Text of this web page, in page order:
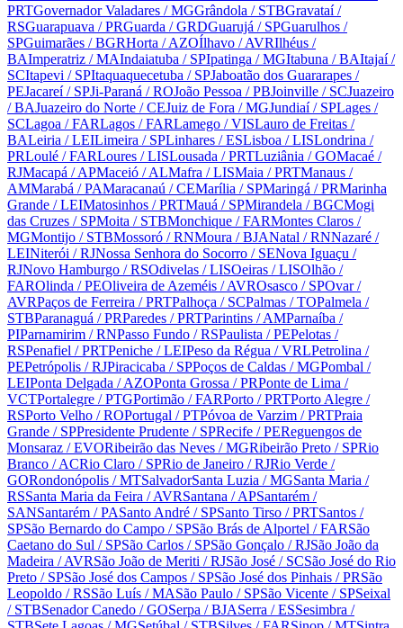
PRTGovernador Valadares / MGGrândola / STBGravataí/
RSGuarapuava / PRGuarda / GRDGuarujá / SPGuarulhos /
SPGuimarães / BGRHorta / AZOÍlhavo / AVRIlhéus /
BAImperatriz / MAIndaiatuba / SPIpatinga / MGItabuna / BAItajaí/
SCItapevi / SPItaquaquecetuba / SPJaboatão dos Guararapes /
PEJacareí/ SPJi-Paraná / ROJoão Pessoa / PBJoinville / SCJuazeiro
/ BAJuazeiro do Norte / CEJuiz de Fora / MGJundiaí/ SPLages /
SCLagoa / FARLagos / FARLamego / VISLauro de Freitas /
BALeiria / LEILimeira / SPLinhares / ESLisboa / LISLondrina /
PRLoulé / FARLoures / LISLousada / PRTLuziânia / GOMacaé /
RJMacapá / APMaceió / ALMafra / LISMaia / PRTManaus /
AMMarabá / PAMaracanaú / CEMarília / SPMaringá / PRMarinha
Grande / LEIMatosinhos / PRTMauá / SPMirandela / BGCMogi
das Cruzes / SPMoita / STBMonchique / FARMontes Claros /
MGMontijo / STBMossoró / RNMoura / BJANatal / RNNazaré /
LEINiterói / RJNossa Senhora do Socorro / SENova Iguaçu /
RJNovo Hamburgo / RSOdivelas / LISOeiras / LISOlhão /
FAROlinda / PEOliveira de Azeméis / AVROsasco / SPOvar/
AVRPaços de Ferreira / PRTPalhoça / SCPalmas / TOPalmela /
STBParanaguá / PRParedes / PRTParintins / AMParnaíba /
PIParnamirim / RNPasso Fundo / RSPaulista / PEPelotas /
RSPenafiel / PRTPeniche / LEIPeso da Régua / VRLPetrolina /
PEPetrópolis / RJPiracicaba / SPPoços de Caldas / MGPombal /
LEIPonta Delgada / AZOPonta Grossa / PRPonte de Lima /
VCTPortalegre / PTGPortimão / FARPorto / PRTPorto Alegre /
RSPorto Velho / ROPortugal / PTPóvoa de Varzim / PRTPraia
Grande / SPPresidente Prudente / SPRecife / PEReguengos de
Monsaraz / EVORibeirão das Neves / MGRibeirão Preto / SPRio
Branco / ACRio Claro / SPRio de Janeiro / RJRio Verde /
GORondonópolis / MTSalvadorSanta Luzia / MGSanta Maria /
RSSanta Maria da Feira / AVRSantana / APSantarém /
SANSantarém / PASanto André / SPSanto Tirso / PRTSantos /
SPSão Bernardo do Campo / SPSão Brás de Alportel / FARSão
Caetano do Sul / SPSão Carlos / SPSão Gonçalo / RJSão João da
Madeira / AVRSão João de Meriti / RJSão José / SCSão José do Rio
Preto / SPSão José dos Campos / SPSão José dos Pinhais / PRSão
Leopoldo / RSSão Luís / MASão Paulo / SPSão Vicente / SPSeixal
/ STBSenador Canedo / GOSerpa / BJASerra / ESSesimbra /